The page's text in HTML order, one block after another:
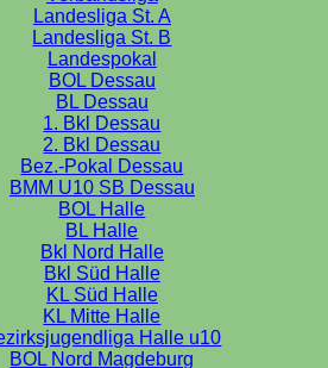
Landesliga St. A
Landesliga St. B
Landespokal
BOL Dessau
BL Dessau
1. Bkl Dessau
2. Bkl Dessau
Bez.-Pokal Dessau
BMM U10 SB Dessau
BOL Halle
BL Halle
Bkl Nord Halle
Bkl Süd Halle
KL Süd Halle
KL Mitte Halle
Halle u10
BOL Nord Magdeburg